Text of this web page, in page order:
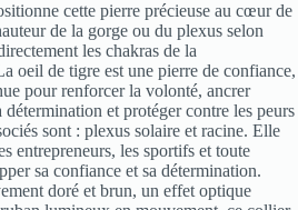
cette pierre précieuse au cœur de
de la gorge ou du plexus selon
les chakras de la
oeil de tigre est une pierre de confiance,
pour renforcer la volonté, ancrer
détermination et protéger contre les peurs
sont : plexus solaire et racine. Elle
entrepreneurs, les sportifs et toute
sa confiance et sa détermination.
doré et brun, un effet optique